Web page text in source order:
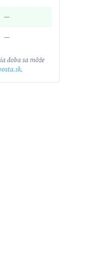
—
—
doba sa môže
.